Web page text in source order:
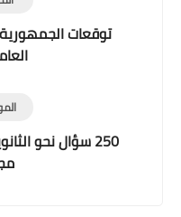
توقعات الجمهورية
250 سؤال نحو